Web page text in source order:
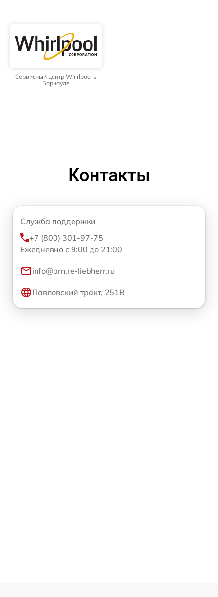
Сервисный центр Whirlpool в
Барнауле
Контакты
Служба поддержки
+7 (800) 301-97-75
Ежедневно с 9:00 до 21:00
info@brn.re-liebherr.ru
Павловский тракт, 251В